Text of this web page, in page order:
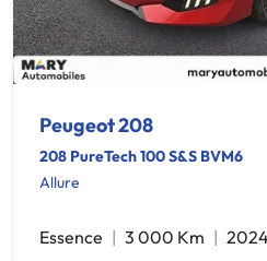
Peugeot 208
208 PureTech 100 S&S BVM6
Allure
Essence 3 000 Km
2024